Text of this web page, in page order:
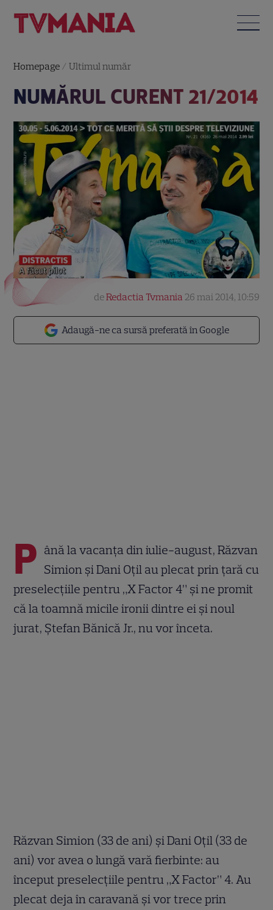
Homepage /Ultimul număr
NUMĂRUL CURENT 21/2014
Adaugă-ne ca sursă preferată în Google
deRedactia Tvmania 26 mai 2014, 10:59
P ână la vacanţa din iulie-august, Răzvan
Simion şi Dani Oţil au plecat prin ţară cu
preselecţiile pentru „X Factor 4” şi ne promit
că la toamnă micile ironii dintre ei şi noul
jurat, Ştefan Bănică Jr., nu vor înceta.
Răzvan Simion (33 de ani) şi Dani Oţil (33 de
ani) vor avea o lungă vară fierbinte: au
început preselecţiile pentru „X Factor” 4. Au
plecat deja în caravană şi vor trece prin